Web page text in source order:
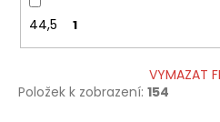
44,5 1
VYMAZAT
Položek k zobrazení: 154